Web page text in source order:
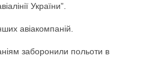
України”.
авіакомпаній.
заборонили польоти в